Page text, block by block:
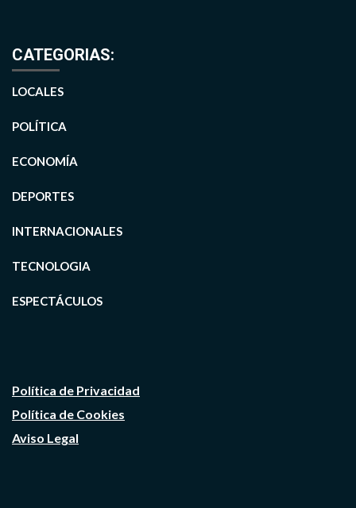
CATEGORIAS:
LOCALES
POLÍTICA
ECONOMÍA
DEPORTES
INTERNACIONALES
TECNOLOGIA
ESPECTÁCULOS
Política de Privacidad
Política de Cookies
Aviso Legal